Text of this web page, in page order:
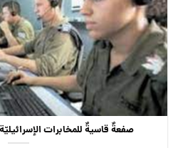
صفعةٌ قاسيةٌ للمخابرات